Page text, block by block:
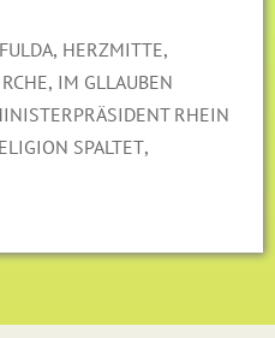
FULDA, HERZMITTE,
, IM GLLAUBEN
RHEIN
SPALTET,